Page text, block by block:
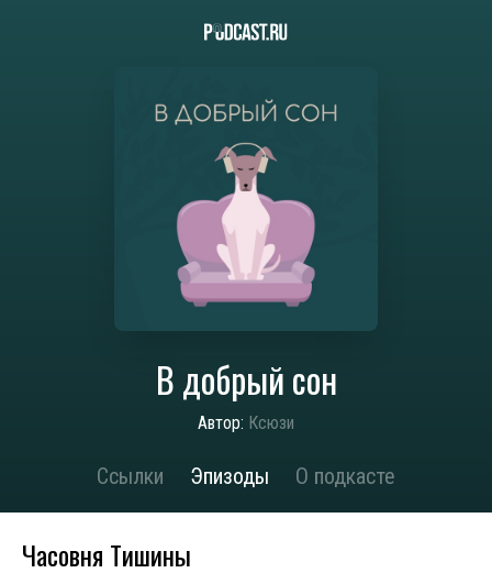
В добрый сон
Автор: Ксюзи
Ссылки Эпизоды О подкасте
Часовня Тишины